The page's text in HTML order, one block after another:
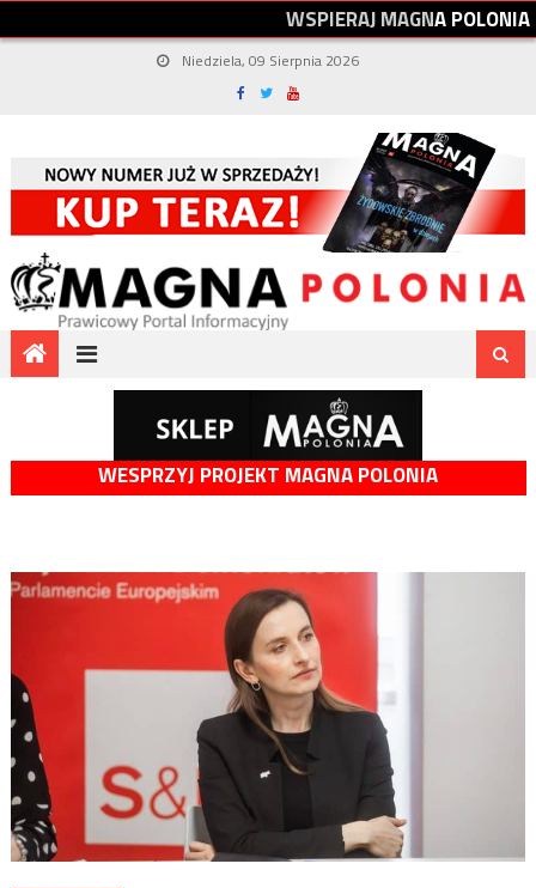
WSPIERAJMAGNAPOLONIA
Niedziela, 09 Sierpnia 2026
WESPRZYJ PROJEKT MAGNA POLONIA